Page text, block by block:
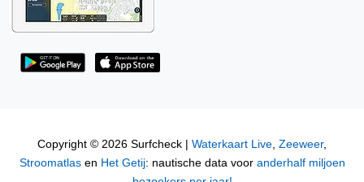
Copyright © 2026 Surfcheck | Waterkaart Live, Zeeweer,
Stroomatlasen Het Getij: nautische data voor anderhalf miljoen